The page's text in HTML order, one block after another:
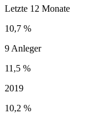
Letzte 12 Monate
10,7 %
9 Anleger
11,5 %
2019
10,2 %